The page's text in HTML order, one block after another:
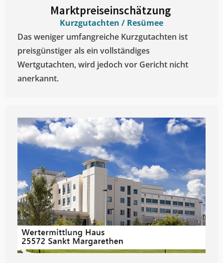
Marktpreiseinschätzung ​
Kurzgutachten / Resümee
Das weniger umfangreiche Kurzgutachten ist
preisgünstiger als ein vollständiges
Wertgutachten, wird jedoch vor Gericht nicht
anerkannt.